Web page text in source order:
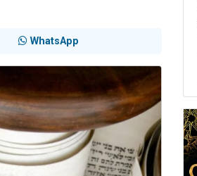
WhatsApp